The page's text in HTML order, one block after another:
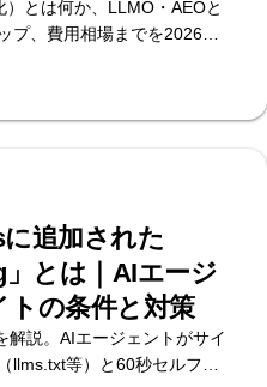
スに外注するかは、難しい
いて詳しく説明していきま
とは何か、LLMO・AEOと
プ、費用相場までを2026年
AI可視性診断を提供する
追加された
」とは｜AIエージ
トの条件と対策
解説。AIエージェントがサイ
llms.txt等）と60秒セルフチ